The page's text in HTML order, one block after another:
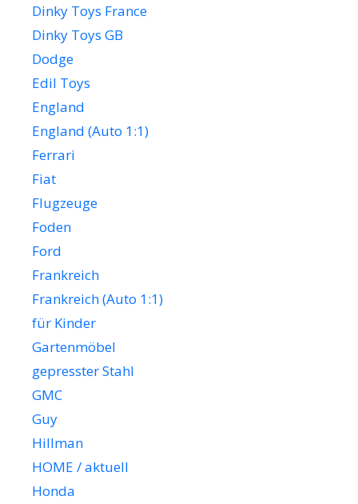
Dinky Toys France
Dinky Toys GB
Dodge
Edil Toys
England
England (Auto 1:1)
Ferrari
Fiat
Flugzeuge
Foden
Ford
Frankreich
Frankreich (Auto 1:1)
für Kinder
Gartenmöbel
gepresster Stahl
GMC
Guy
Hillman
HOME / aktuell
Honda